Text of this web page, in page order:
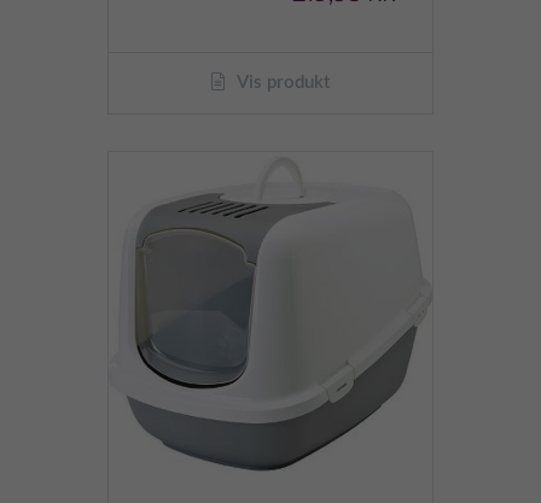
Vis produkt